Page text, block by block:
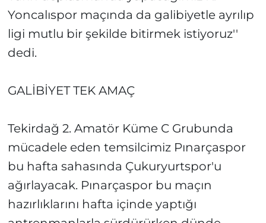
Yoncalıspor maçında da galibiyetle ayrılıp
ligi mutlu bir şekilde bitirmek istiyoruz''
dedi.
GALİBİYET TEK AMAÇ
Tekirdağ 2. Amatör Küme C Grubunda
mücadele eden temsilcimiz Pınarçaspor
bu hafta sahasında Çukuryurtspor'u
ağırlayacak. Pınarçaspor bu maçın
hazırlıklarını hafta içinde yaptığı